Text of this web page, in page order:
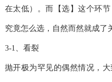
在太低）。而【选】这个环
究竟怎么选，自然而然就成了
3-1、看裂
抛开极为罕见的偶然情况，